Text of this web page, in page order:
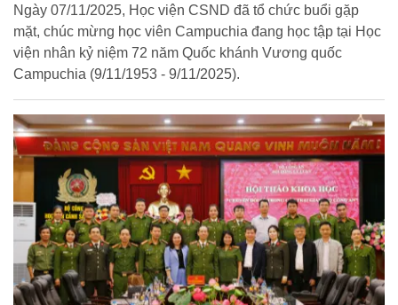
Ngày 07/11/2025, Học viện CSND đã tổ chức buổi gặp
mặt, chúc mừng học viên Campuchia đang học tập tại Học
viện nhân kỷ niệm 72 năm Quốc khánh Vương quốc
Campuchia (9/11/1953 - 9/11/2025).